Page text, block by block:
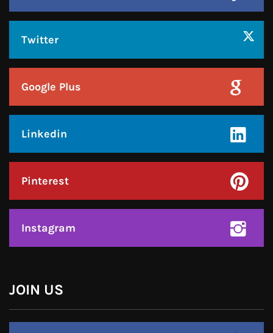
Twitter
Google Plus
Linkedin
Pinterest
Instagram
JOIN US